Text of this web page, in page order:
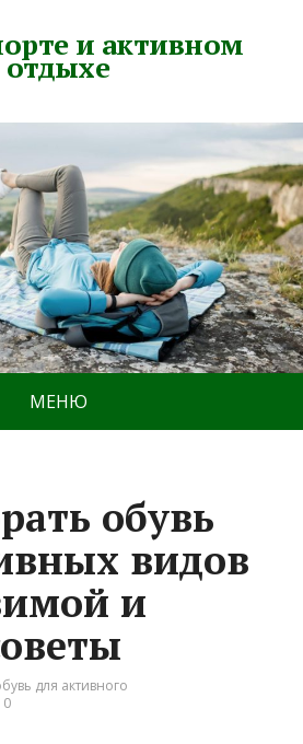
и активном
отдыхе
МЕНЮ
обувь
видов
и
для активного
0